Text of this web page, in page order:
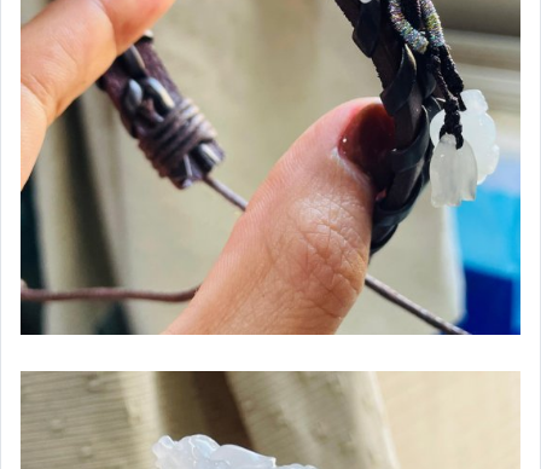
寶石｜K金｜銀飾
和闐玉／籽料／沁料／白玉
沉香｜線香｜精油
寶藝BONANZA全系列
奈米能量NA-ME沙龍保養品
二手名牌包｜小精品
耳環／耳針／胸針
戒指／玉戒／扳指
手牌／手串／珠鍊